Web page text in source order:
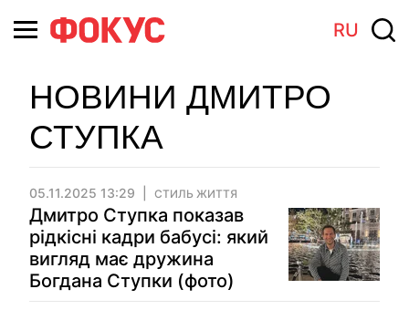
RU
НОВИНИ ДМИТРО
СТУПКА
05.11.2025 13:29 СТИЛЬ ЖИТТЯ
Дмитро Ступка показав
рідкісні кадри бабусі: який
вигляд має дружина
Богдана Ступки (фото)